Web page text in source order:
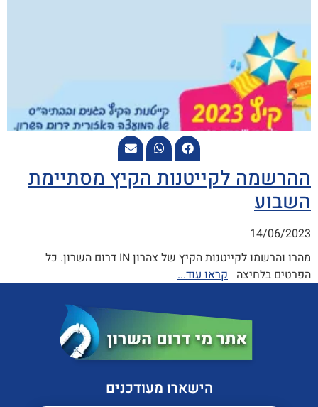
ההרשמה לקייטנות הקיץ מסתיימת
השבוע
14/06/2023
מהרו והרשמו לקייטנות הקיץ של צהרון IN דרום השרון. כל
הפרטים בלחיצה קראו עוד...
הישארו מעודכנים